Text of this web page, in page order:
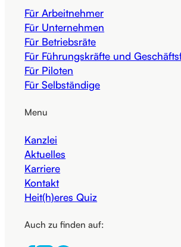
Für Arbeitnehmer
Für Unternehmen
Für Betriebsräte
Für Führungskräfte und
Für Piloten
Für Selbständige
Menu
Kanzlei
Aktuelles
Karriere
Kontakt
Heit(h)eres Quiz
Auch zu finden auf: